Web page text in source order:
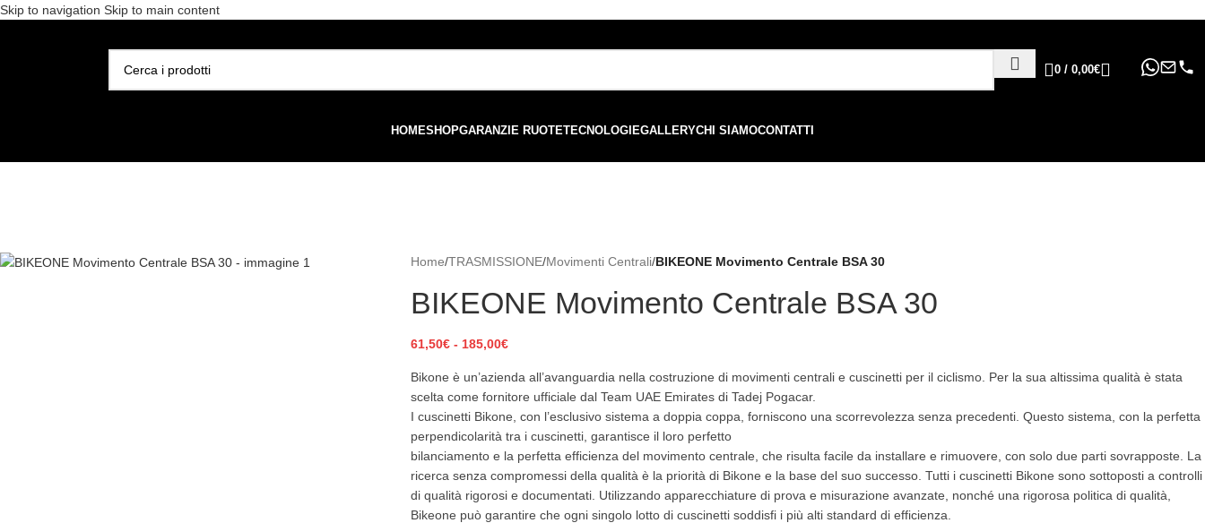
Skip to navigation Skip to main content
0 / 0,00€
HOMESHOPGARANZIE RUOTETECNOLOGIEGALLERYCHI SIAMOCONTATTI
Home/TRASMISSIONE/Movimenti Centrali/BIKEONE Movimento Centrale BSA 30
BIKEONE Movimento Centrale BSA 30
61,50€ - 185,00€
Bikone è un’azienda all’avanguardia nella costruzione di movimenti centrali e cuscinetti per il ciclismo. Per la sua altissima qualità è stata
scelta come fornitore ufficiale dal Team UAE Emirates di Tadej Pogacar.
I cuscinetti Bikone, con l’esclusivo sistema a doppia coppa, forniscono una scorrevolezza senza precedenti. Questo sistema, con la perfetta
perpendicolarità tra i cuscinetti, garantisce il loro perfetto
bilanciamento e la perfetta efficienza del movimento centrale, che risulta facile da installare e rimuovere, con solo due parti sovrapposte. La
ricerca senza compromessi della qualità è la priorità di Bikone e la base del suo successo. Tutti i cuscinetti Bikone sono sottoposti a controlli
di qualità rigorosi e documentati. Utilizzando apparecchiature di prova e misurazione avanzate, nonché una rigorosa politica di qualità,
Bikeone può garantire che ogni singolo lotto di cuscinetti soddisfi i più alti standard di efficienza.